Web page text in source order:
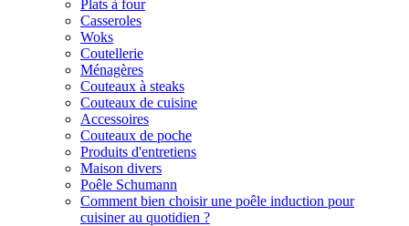
Plats à four
Casseroles
Woks
Coutellerie
Ménagères
Couteaux à steaks
Couteaux de cuisine
Accessoires
Couteaux de poche
Produits d'entretiens
Maison divers
Poêle Schumann
Comment bien choisir une poêle induction pour
cuisiner au quotidien ?